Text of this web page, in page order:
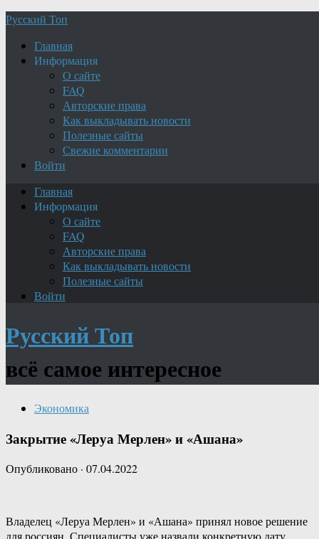
Русский Топ
Главная
Информация
О сайте
FAQ
Авторские права
Как выкладывать новости
Полезные сайты
Свежие комментарии
Войти
Главная
Информация
О сайте
FAQ
Авторские права
Как выкладывать новости
Полезные сайты
Войти
Русский Топ
всё самое интересное
Экономика
Закрытие «Леруа Мерлен» и «Ашана»
Опубликовано · 07.04.2022
Владелец «Леруа Мерлен» и «Ашана» принял новое решение